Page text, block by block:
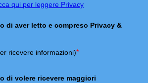
qui per leggere Privacy
di aver letto e compreso Privacy &
ricevere informazioni)*
di volere ricevere maggiori